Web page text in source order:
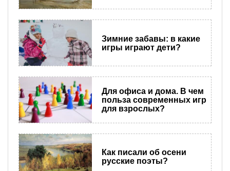
Зимние забавы: в какие
игры играют дети?
Для офиса и дома. В чем
польза cовременных игр
для взрослых?
Как писали об осени
русские поэты?